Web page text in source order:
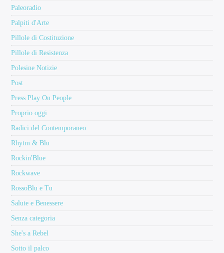
Paleoradio
Palpiti d'Arte
Pillole di Costituzione
Pillole di Resistenza
Polesine Notizie
Post
Press Play On People
Proprio oggi
Radici del Contemporaneo
Rhytm & Blu
Rockin'Blue
Rockwave
RossoBlu e Tu
Salute e Benessere
Senza categoria
She's a Rebel
Sotto il palco